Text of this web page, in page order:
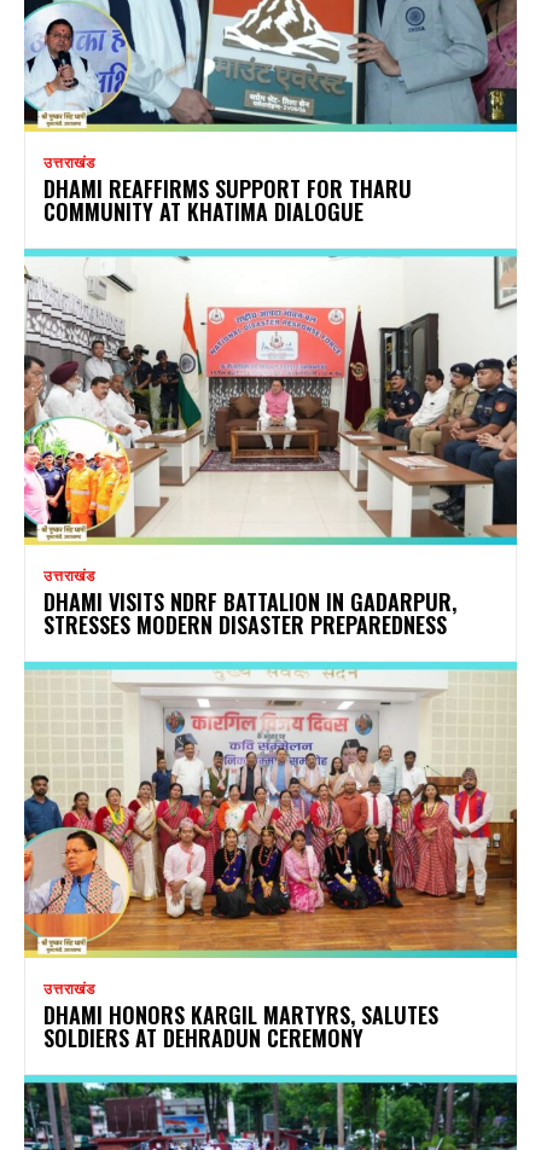
उत्तराखंड
DHAMI REAFFIRMS SUPPORT FOR THARU
COMMUNITY AT KHATIMA DIALOGUE
उत्तराखंड
DHAMI VISITS NDRF BATTALION IN GADARPUR,
STRESSES MODERN DISASTER PREPAREDNESS
उत्तराखंड
DHAMI HONORS KARGIL MARTYRS, SALUTES
SOLDIERS AT DEHRADUN CEREMONY